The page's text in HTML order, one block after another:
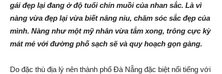
gái đẹp lại đang ở độ tuổi chín muồi của nhan sắc. Là vì
nàng vừa đẹp lại vừa biết nâng niu, chăm sóc sắc đẹp của
mình. Nàng như một mỹ nhân vừa tắm xong, trông cực kỳ
mát mẻ với đường phố sạch sẽ và quy hoạch gọn gàng.
Do đặc thù địa lý nên thành phố Đà Nẵng đặc biệt nổi tiếng với